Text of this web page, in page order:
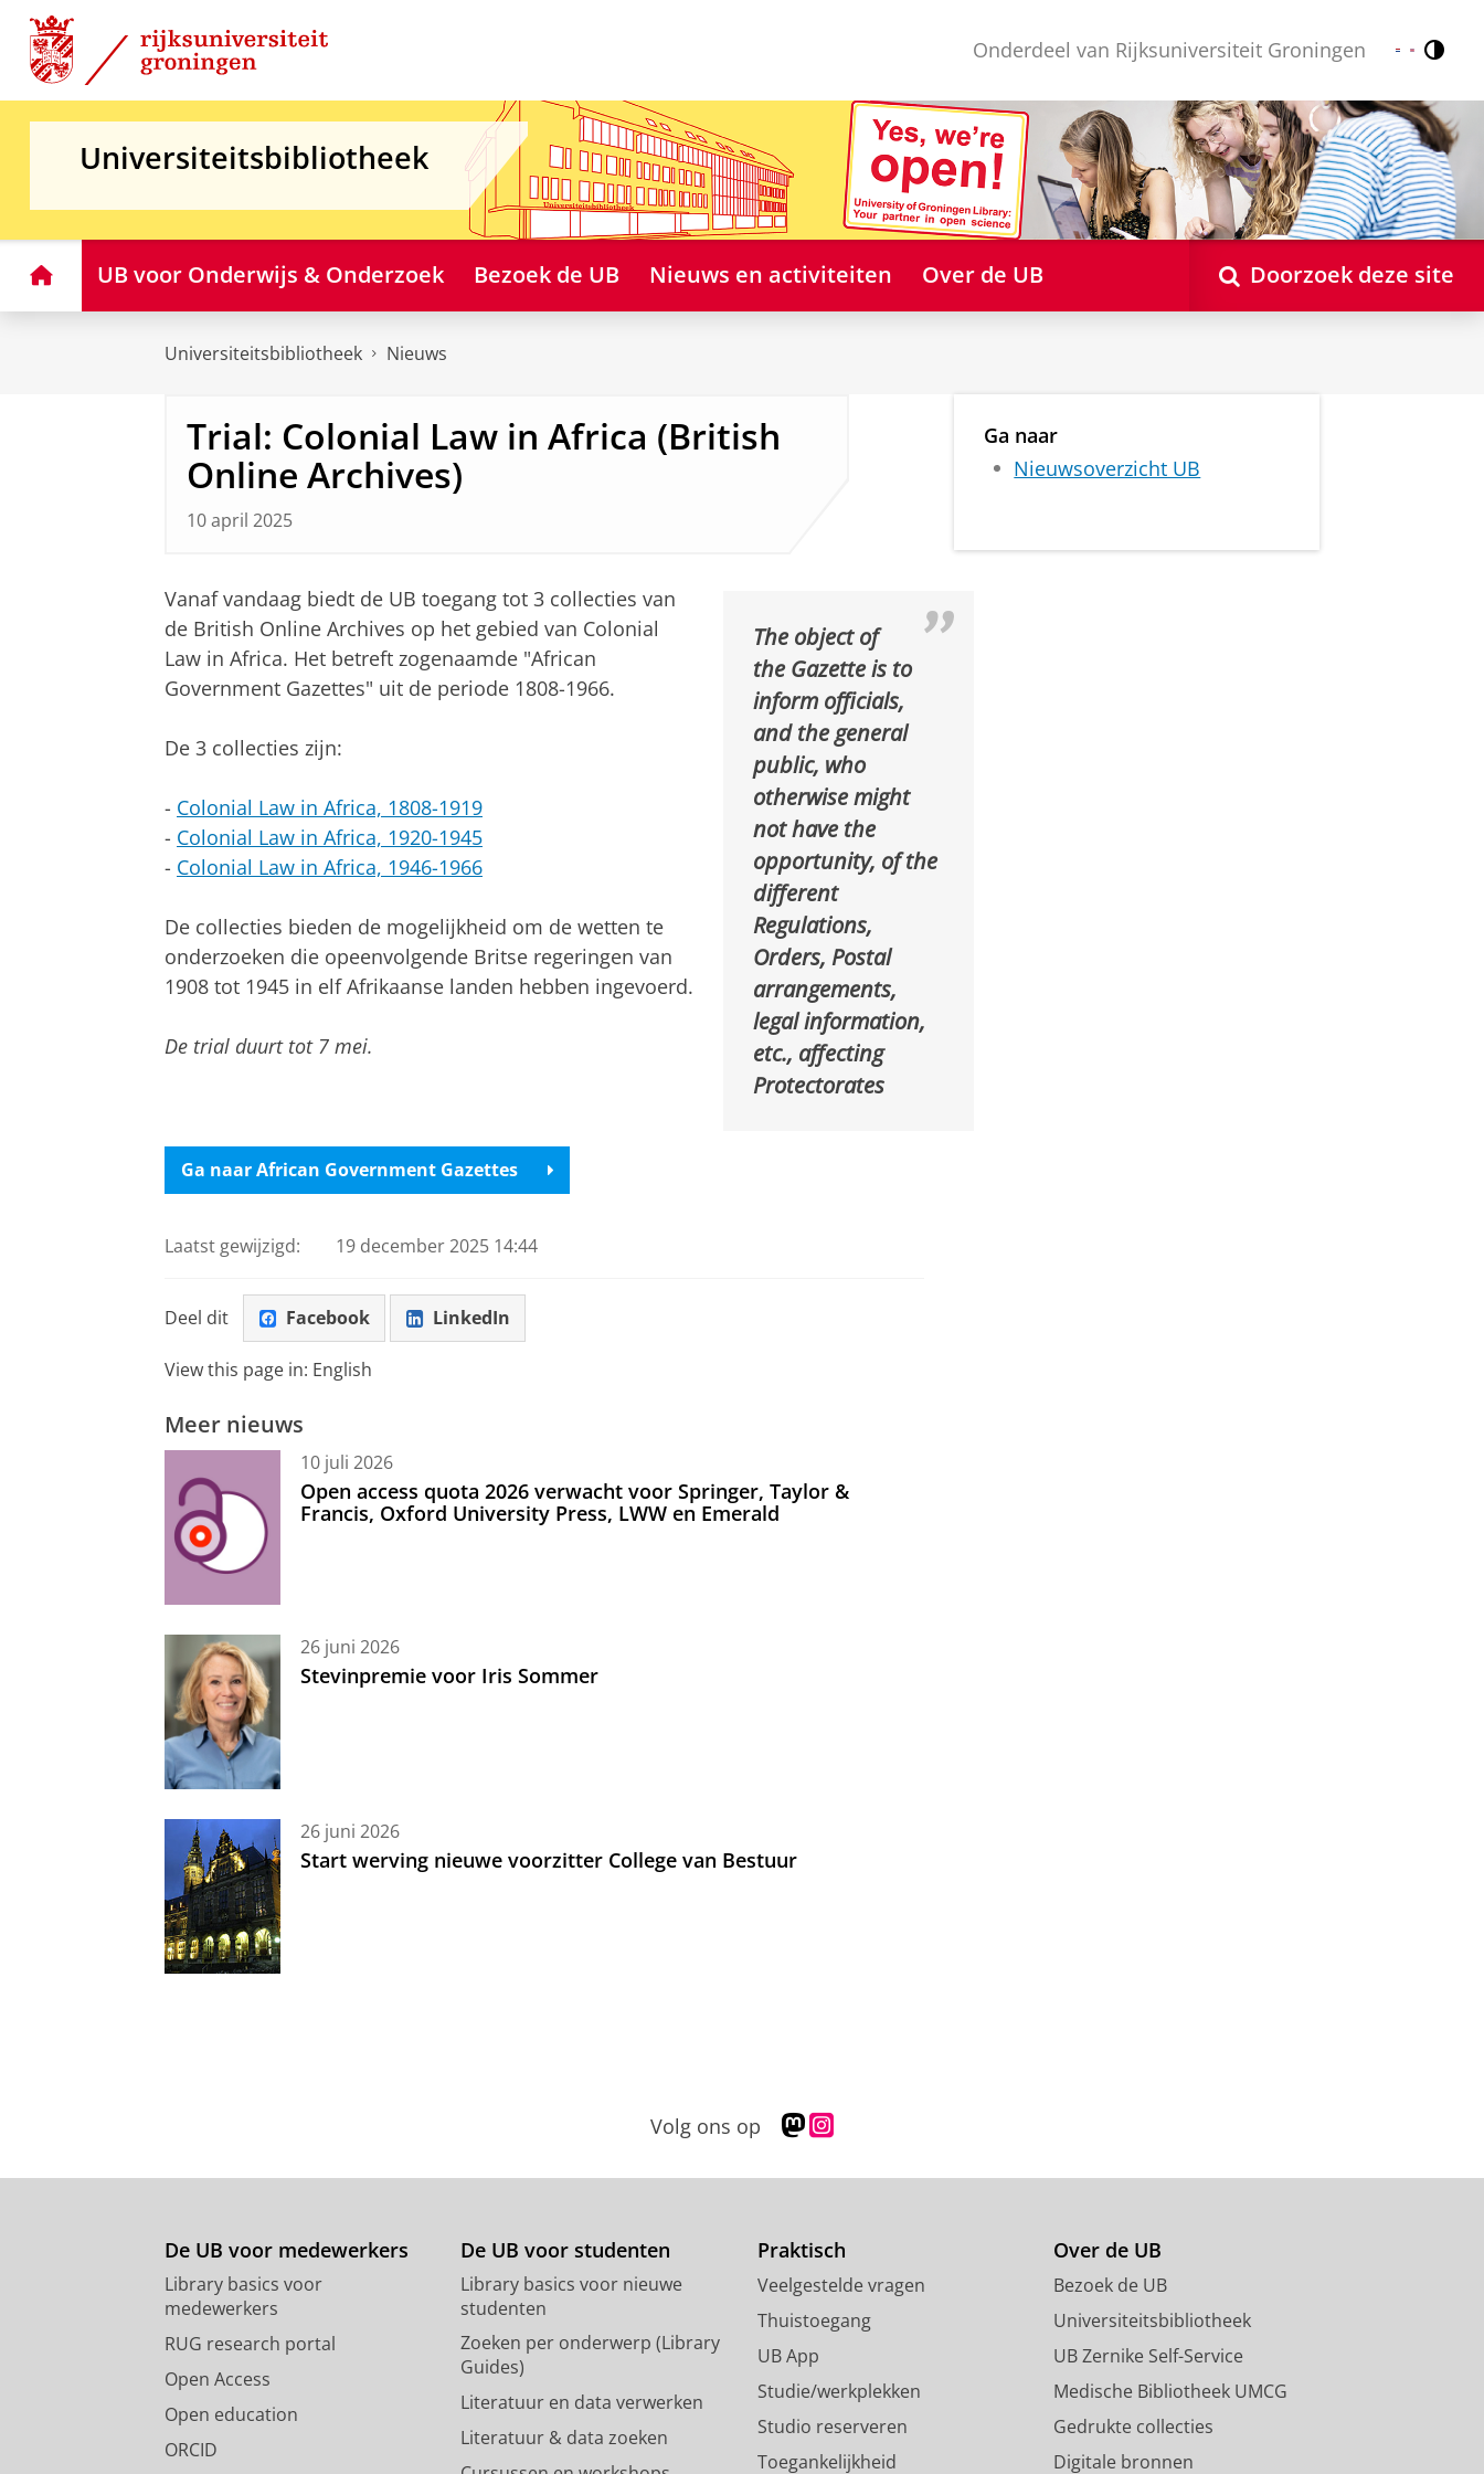
Skip
Content
Skip
Navigation
Onderdeel van Rijksuniversiteit Groningen Nederlands
English
Universiteitsbibliotheek
HomeUB voor Onderwijs & Onderzoek Bezoek de UB Nieuws en activiteiten Over de UB Doorzoek deze site
Universiteitsbibliotheek Nieuws
Trial: Colonial Law in Africa (British
Online Archives)
10 april 2025
The object of
the Gazette is to
inform officials,
and the general
public, who
otherwise might
not have the
opportunity, of the
different
Regulations,
Orders, Postal
arrangements,
legal information,
etc., affecting
Protectorates
Vanaf vandaag biedt de UB toegang tot 3 collecties van
de British Online Archives op het gebied van Colonial
Law in Africa. Het betreft zogenaamde "African
Government Gazettes" uit de periode 1808-1966.
De 3 collecties zijn:
- Colonial Law in Africa, 1808-1919
- Colonial Law in Africa, 1920-1945
- Colonial Law in Africa, 1946-1966
De collecties bieden de mogelijkheid om de wetten te
onderzoeken die opeenvolgende Britse regeringen van
1908 tot 1945 in elf Afrikaanse landen hebben ingevoerd.
De trial duurt tot 7 mei.
Ga naar African Government Gazettes
Laatst gewijzigd: 19 december 2025 14:44
Deel dit Facebook LinkedIn
View this page in: English
Meer nieuws
10 juli 2026
Open access quota 2026 verwacht voor Springer, Taylor &
Francis, Oxford University Press, LWW en Emerald
26 juni 2026
Stevinpremie voor Iris Sommer
26 juni 2026
Start werving nieuwe voorzitter College van Bestuur
Ga naar
Nieuwsoverzicht UB
Volg ons op
M
s
d
n
p
o
f
i
e
l
s
g
r
a
m
c
c
o
u
De UB voor medewerkers
Library basics voor
medewerkers
RUG research portal
Open Access
Open education
ORCID
De UB voor studenten
Library basics voor nieuwe
studenten
Zoeken per onderwerp (Library
Guides)
Literatuur en data verwerken
Literatuur & data zoeken
Praktisch
Veelgestelde vragen
Thuistoegang
UB App
Studie/werkplekken
Studio reserveren
Toegankelijkheid
Over de UB
Bezoek de UB
Universiteitsbibliotheek
UB Zernike Self-Service
Medische Bibliotheek UMCG
Gedrukte collecties
Digitale bronnen